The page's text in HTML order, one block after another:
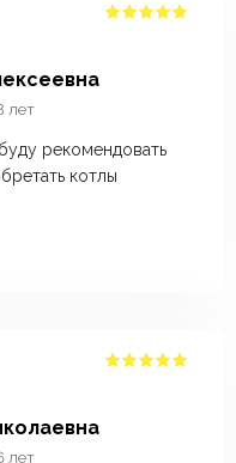
лет
рекомендовать
котлы
лет